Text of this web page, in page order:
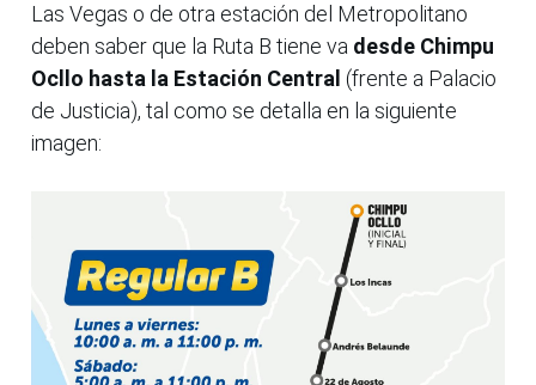
Las Vegas o de otra estación del Metropolitano
deben saber que la Ruta B tiene va desde Chimpu
Ocllo hasta la Estación Central (frente a Palacio
de Justicia), tal como se detalla en la siguiente
imagen: